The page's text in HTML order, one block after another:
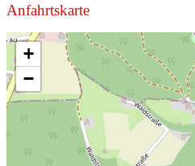
Anfahrtskarte
+
−